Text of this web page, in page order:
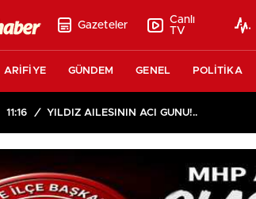
Gazeteler
Canlı
TV
ARİFİYE GÜNDEM GENEL POLİTİKA
11:16 / YILDIZ AİLESİNİN ACI GÜNÜ!..